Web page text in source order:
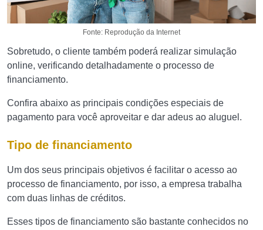
Fonte: Reprodução da Internet
Sobretudo, o cliente também poderá realizar simulação
online, verificando detalhadamente o processo de
financiamento.
Confira abaixo as principais condições especiais de
pagamento para você aproveitar e dar adeus ao aluguel.
Tipo de financiamento
Um dos seus principais objetivos é facilitar o acesso ao
processo de financiamento, por isso, a empresa trabalha
com duas linhas de créditos.
Esses tipos de financiamento são bastante conhecidos no